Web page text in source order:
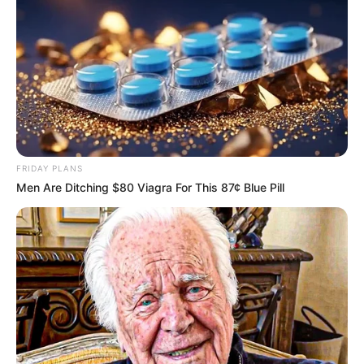
FRIDAY PLANS
Men Are Ditching $80 Viagra For This 87¢ Blue Pill